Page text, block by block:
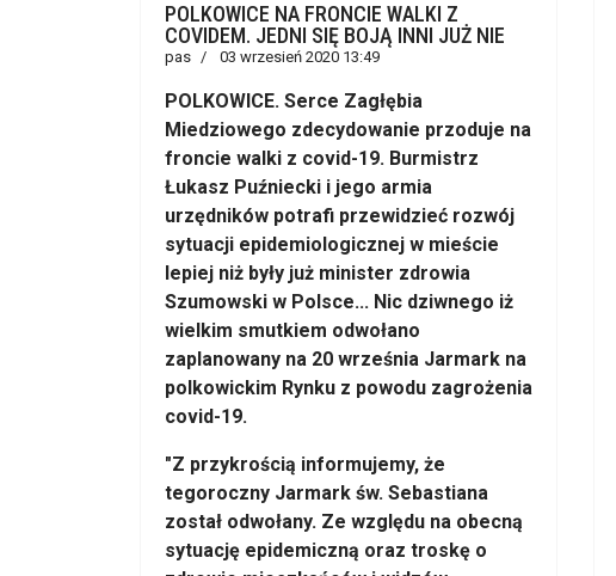
POLKOWICE NA FRONCIE WALKI Z
COVIDEM. JEDNI SIĘ BOJĄ INNI JUŻ NIE
pas 03 wrzesień 2020 13:49
POLKOWICE. Serce Zagłębia
Miedziowego zdecydowanie przoduje na
froncie walki z covid-19. Burmistrz
Łukasz Puźniecki i jego armia
urzędników potrafi przewidzieć rozwój
sytuacji epidemiologicznej w mieście
lepiej niż były już minister zdrowia
Szumowski w Polsce... Nic dziwnego iż
wielkim smutkiem odwołano
zaplanowany na 20 września Jarmark na
polkowickim Rynku z powodu zagrożenia
covid-19.
"Z przykrością informujemy, że
tegoroczny Jarmark św. Sebastiana
został odwołany. Ze względu na obecną
sytuację epidemiczną oraz troskę o